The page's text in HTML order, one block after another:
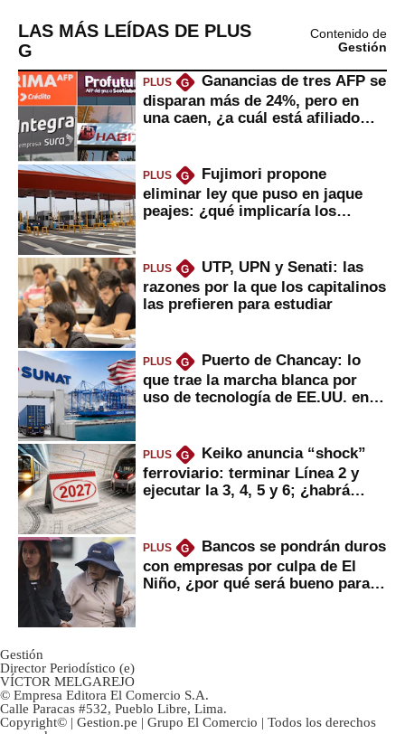
LAS MÁS LEÍDAS DE PLUS
G
Contenido de
Gestión
PLUS G
Ganancias de tres AFP se
disparan más de 24%, pero en
una caen, ¿a cuál está afiliado
PLUS G
Fujimori propone
eliminar ley que puso en jaque
peajes: ¿qué implicaría los
PLUS G
UTP, UPN y Senati: las
razones por la que los capitalinos
las prefieren para estudiar
PLUS G
Puerto de Chancay: lo
que trae la marcha blanca por
uso de tecnología de EE.UU. en
PLUS G
Keiko anuncia “shock”
ferroviario: terminar Línea 2 y
ejecutar la 3, 4, 5 y 6; ¿habrá
PLUS G
Bancos se pondrán duros
con empresas por culpa de El
Niño, ¿por qué será bueno para
Gestión
Director Periodístico (e)
VÍCTOR MELGAREJO
© Empresa Editora El Comercio S.A.
Calle Paracas #532, Pueblo Libre, Lima.
Copyright© | Gestion.pe | Grupo El Comercio | Todos los derechos